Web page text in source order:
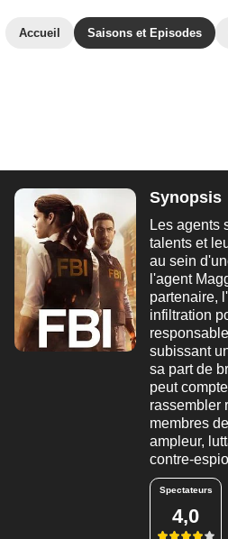
Accueil Saisons et Episodes
Synopsis
Les agents
talents et
au sein
l'agent
partenaire,
infiltration
subissant
sa part de
peut
rassembler
membres
ampleur,
contre-
Spectateurs
4,0